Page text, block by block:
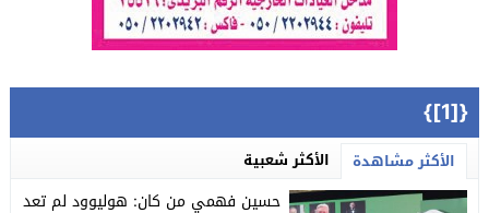
{[1]}
الأكثر مشاهدة الأكثر شعبية
حسين فهمي من كان: هوليوود لم تعد